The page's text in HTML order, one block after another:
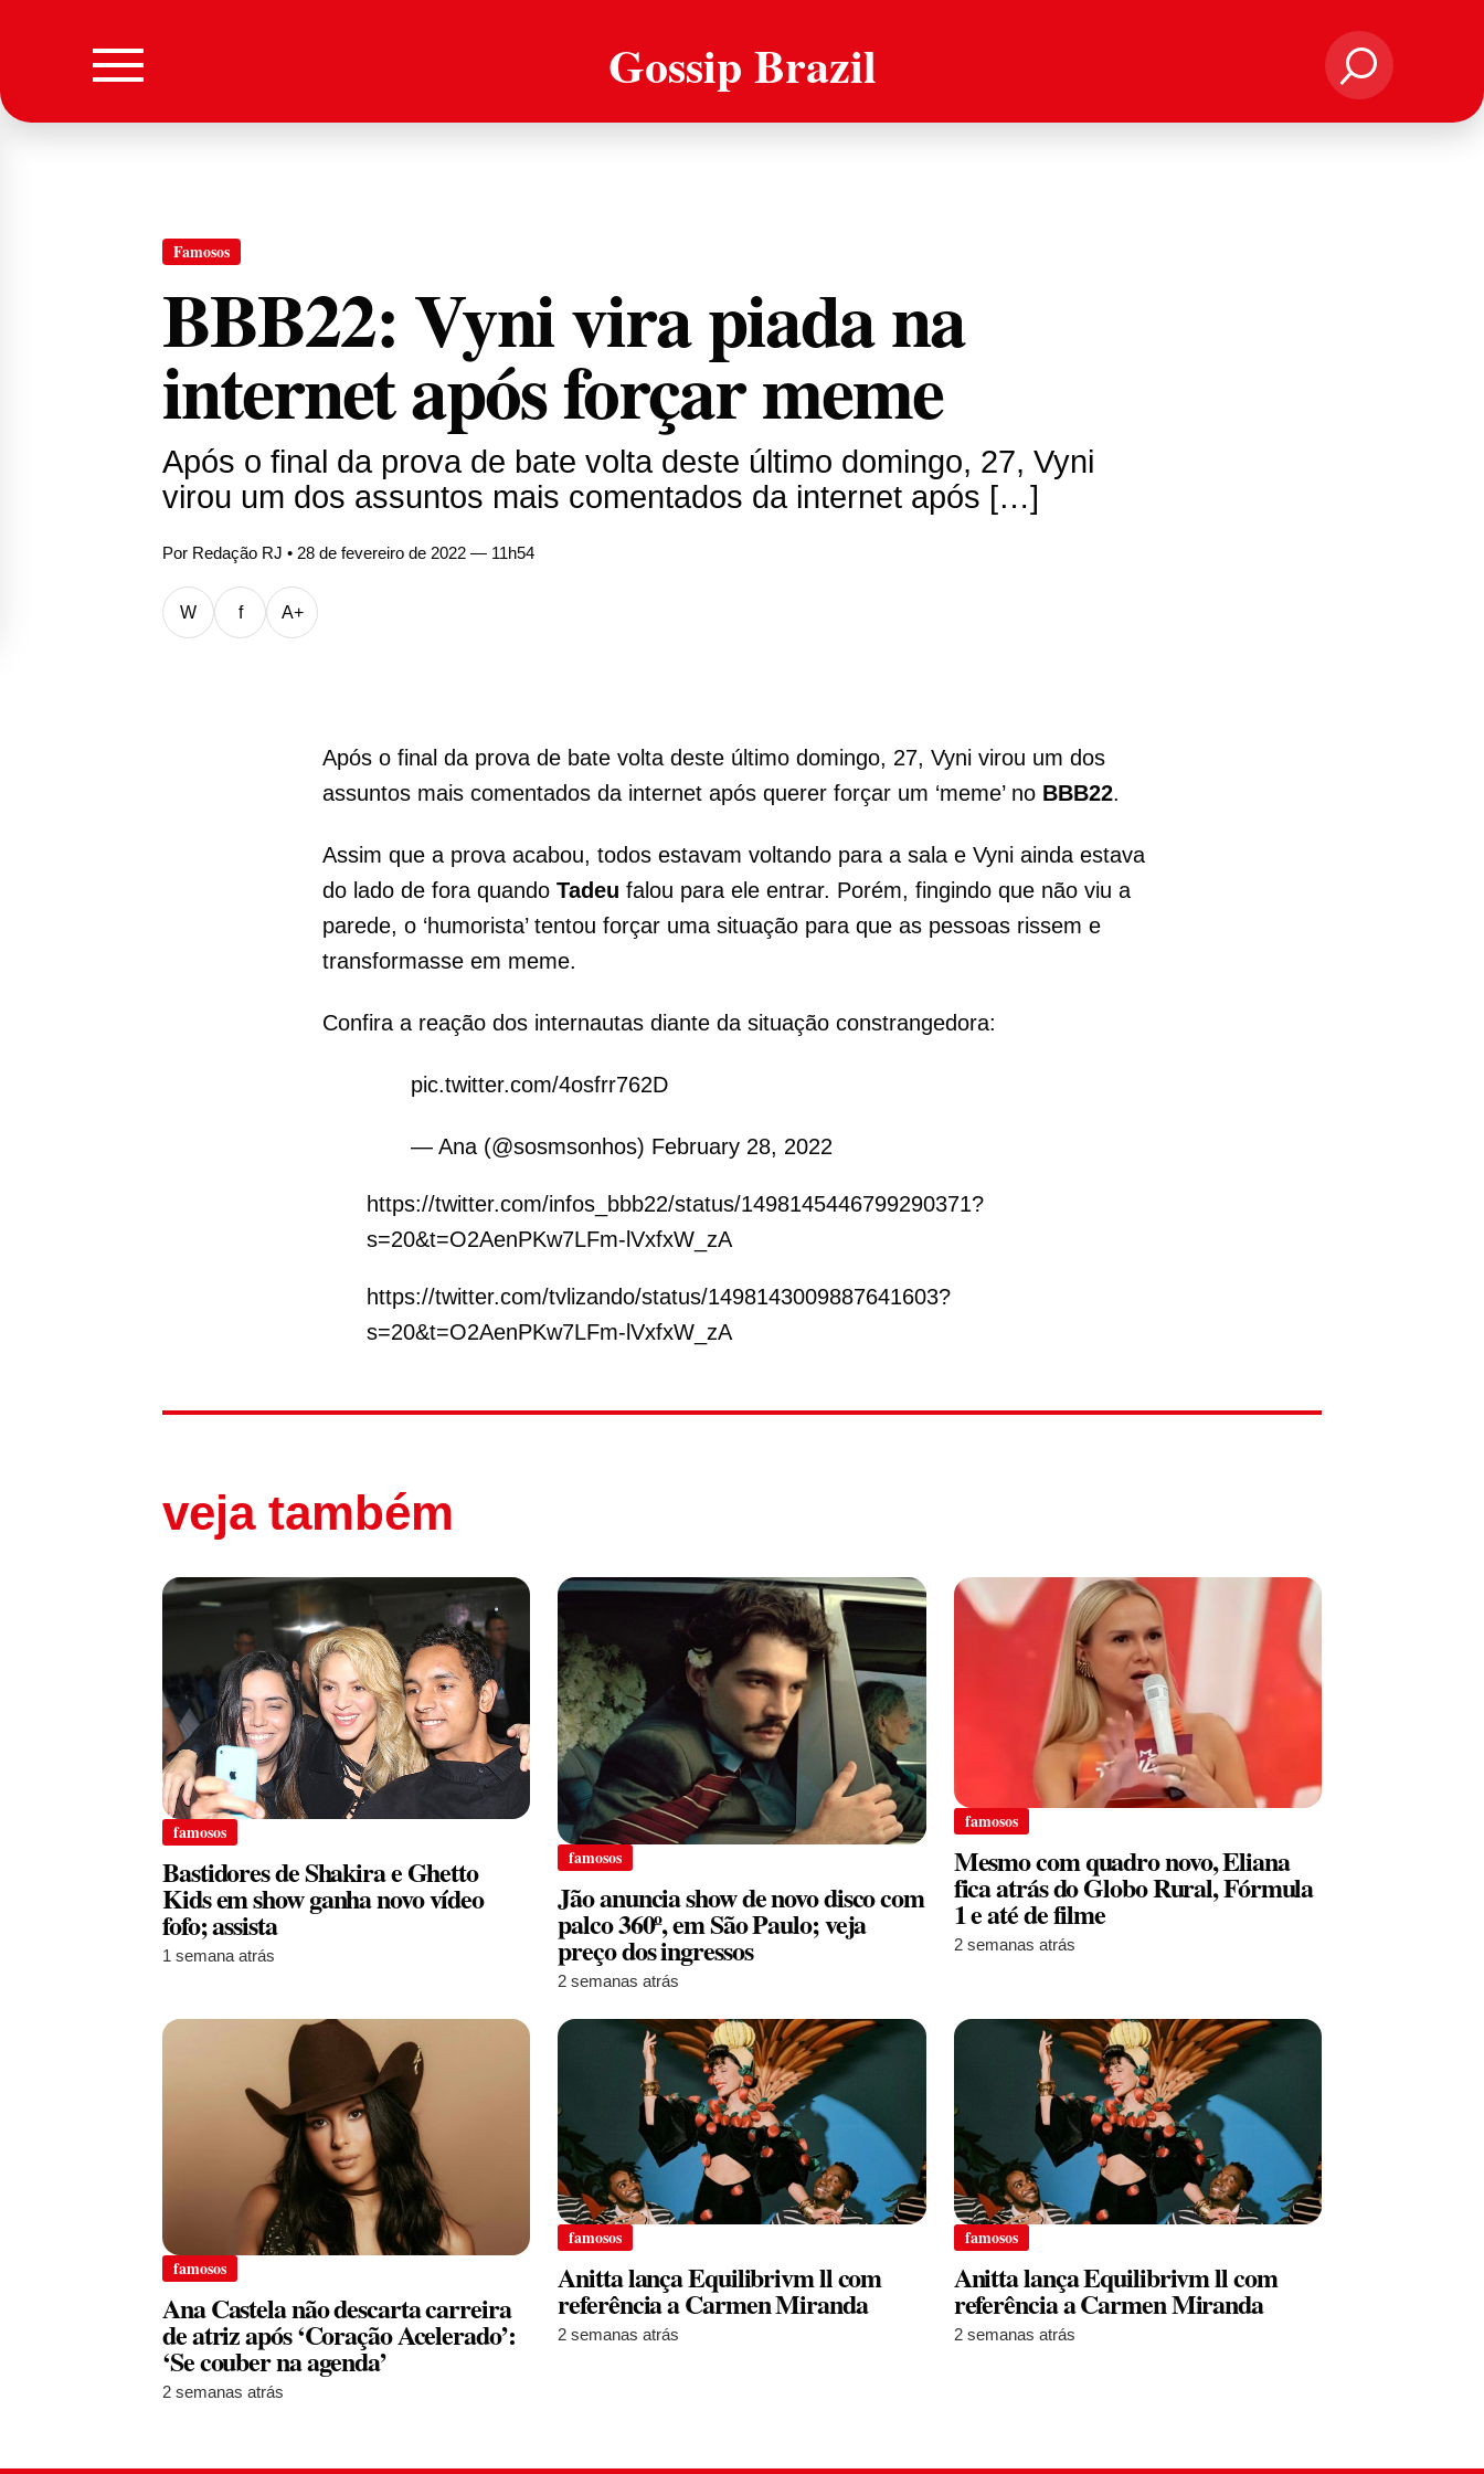
Gossip Brazil
Famosos
BBB22: Vyni vira piada na
internet após forçar meme
Após o final da prova de bate volta deste último domingo, 27, Vyni
virou um dos assuntos mais comentados da internet após […]
Por Redação RJ • 28 de fevereiro de 2022 — 11h54
W f A+
Após o final da prova de bate volta deste último domingo, 27, Vyni virou um dos
assuntos mais comentados da internet após querer forçar um ‘meme’ no BBB22.
Assim que a prova acabou, todos estavam voltando para a sala e Vyni ainda estava
do lado de fora quando Tadeu falou para ele entrar. Porém, fingindo que não viu a
parede, o ‘humorista’ tentou forçar uma situação para que as pessoas rissem e
transformasse em meme.
Confira a reação dos internautas diante da situação constrangedora:
pic.twitter.com/4osfrr762D
— Ana (@sosmsonhos) February 28, 2022
https://twitter.com/infos_bbb22/status/1498145446799290371?
s=20&t=O2AenPKw7LFm-lVxfxW_zA
https://twitter.com/tvlizando/status/1498143009887641603?
s=20&t=O2AenPKw7LFm-lVxfxW_zA
veja também
famosos
Bastidores de Shakira e Ghetto
Kids em show ganha novo vídeo
fofo; assista
1 semana atrás
famosos
Jão anuncia show de novo disco com
palco 360º, em São Paulo; veja
preço dos ingressos
2 semanas atrás
famosos
Mesmo com quadro novo, Eliana
fica atrás do Globo Rural, Fórmula
1 e até de filme
2 semanas atrás
famosos
Ana Castela não descarta carreira
de atriz após ‘Coração Acelerado’:
‘Se couber na agenda’
2 semanas atrás
famosos
Anitta lança Equilibrivm ll com
referência a Carmen Miranda
2 semanas atrás
famosos
Anitta lança Equilibrivm ll com
referência a Carmen Miranda
2 semanas atrás